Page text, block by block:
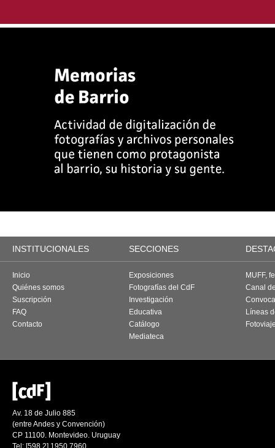
INSTITUCIONALES SECCIONES
Inicio
Quiénes somos
Suscripción
FAQ
Contacto
Exposiciones
Fotografías del CdF
Investigación
Educativa
Catálogo
Mediateca
MUFF,
Canal
Líneas
Av. 18 de Julio 885
(entre Andes y Convención)
CP 11100. Montevideo. Uruguay
Tel: [598 2] 1950 7960